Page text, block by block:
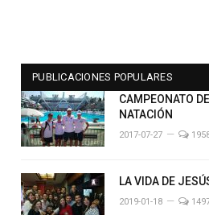
PUBLICACIONES POPULARES
CAMPEONATO
NATACIÓN
2017-07-27
LA VIDA DE
2019-01-18